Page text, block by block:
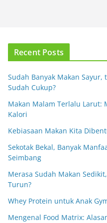
Recent Posts
Sudah Banyak Makan
Sudah Cukup?
Makan Malam Terlalu Larut:
Kalori
Kebiasaan Makan Kita
Sekotak Bekal, Banyak
Seimbang
Merasa Sudah Makan
Turun?
Whey Protein untuk Anak
Mengenal Food Matrix: